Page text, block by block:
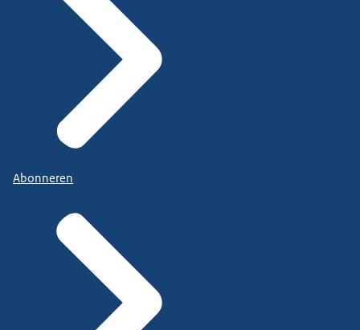
Abonneren